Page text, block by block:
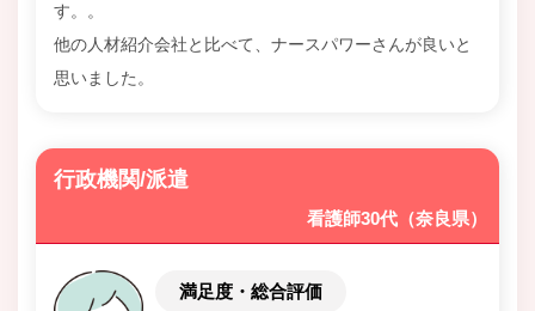
す。。
他の人材紹介会社と比べて、ナースパワーさんが良いと
思いました。
行政機関/派遣
看護師30代（奈良県）
満足度・総合評価